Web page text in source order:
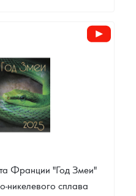
Франции "Год Змеи"
никелевого сплава